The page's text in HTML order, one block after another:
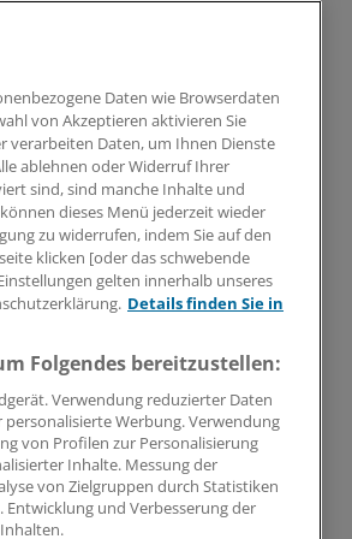
Sie sich eingeloggt haben.
Kostenlos registrieren »
kostenlos.
Kommentare
Daten wie Browserdaten
von Akzeptieren aktivieren Sie
verarbeiten Daten, um Ihnen Dienste
ablehnen oder Widerruf Ihrer
sind, sind manche Inhalte und
dieses Menü jederzeit wieder
zu widerrufen, indem Sie auf den
klicken [oder das schwebende
gelten innerhalb unseres
Details finden Sie in
Folgendes bereitzustellen:
Verwendung reduzierter Daten
Werbung. Verwendung
von Profilen zur Personalisierung
Inhalte. Messung der
von Zielgruppen durch Statistiken
und Verbesserung der